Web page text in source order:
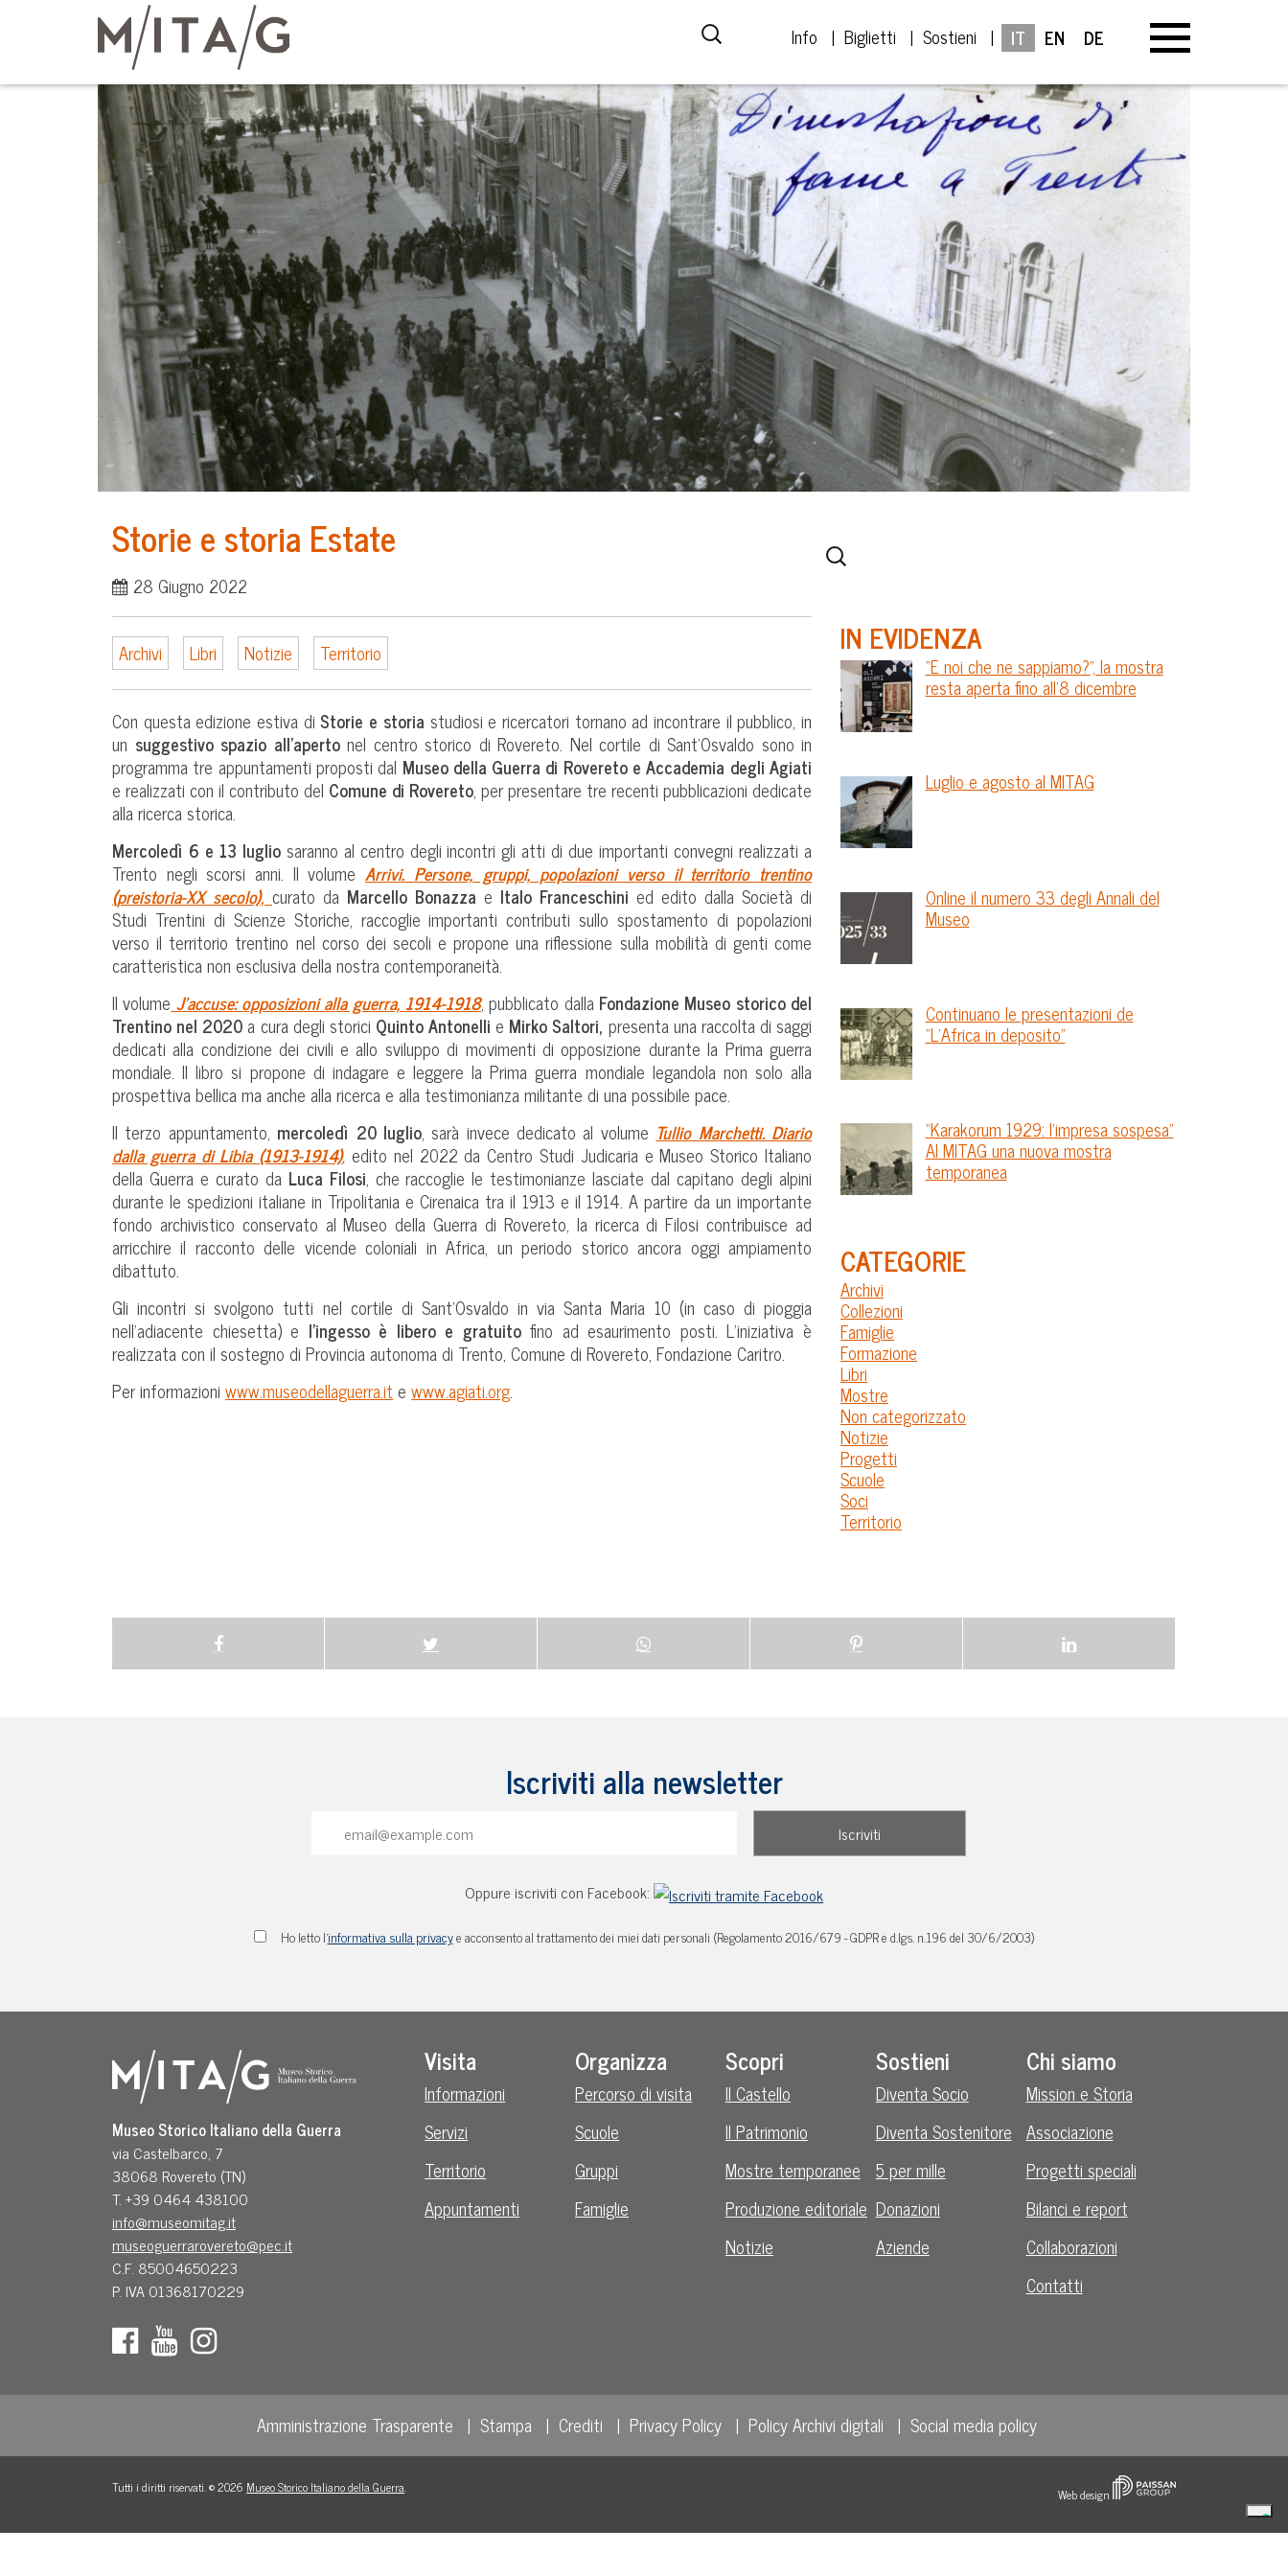
Info Biglietti Sostieni IT EN DE
Storie e storia Estate
28 Giugno 2022
Archivi Libri Notizie Territorio
Con questa edizione estiva diStorie e storia studiosi e ricercatori tornano ad incontrare il pubblico, in
un suggestivo spazio all’apertonel centro storico di Rovereto. Nel cortile di Sant’Osvaldo sono in
programma tre appuntamenti proposti dal Museo della Guerra di Rovereto e Accademia degli Agiati
e realizzati con il contributo del Comune di Rovereto, per presentare tre recenti pubblicazioni dedicate
alla ricerca storica.
Mercoledì 6 e 13 lugliosaranno al centro degli incontri gli atti di due importanti convegni realizzati a
Trento negli scorsi anni. Il volumeArrivi. Persone, gruppi, popolazioni verso il territorio trentino
(preistoria-XX secolo), curato da Marcello Bonazza e Italo Franceschini ed edito dalla Società di
Studi Trentini di Scienze Storiche, raccoglie importanti contributi sullo spostamento di popolazioni
verso il territorio trentino nel corso dei secoli e propone una riflessione sulla mobilità di genti come
caratteristica non esclusiva della nostra contemporaneità.
Il volume J’accuse: opposizioni alla guerra, 1914-1918, pubblicato dallaFondazione Museo storico del
Trentino nel 2020a cura degli storici Quinto Antonellie Mirko Saltori, presenta una raccolta di saggi
dedicati alla condizione dei civili e allo sviluppo di movimenti di opposizione durante la Prima guerra
mondiale. Il libro si propone di indagare e leggere la Prima guerra mondiale legandola non solo alla
prospettiva bellica ma anche alla ricerca e alla testimonianza militante di una possibile pace.
Il terzo appuntamento, mercoledì 20 luglio, sarà invece dedicato al volume Tullio Marchetti. Diario
dalla guerra di Libia (1913-1914), edito nel 2022 da Centro Studi Judicaria e Museo Storico Italiano
della Guerra e curato da Luca Filosi, che raccoglie le testimonianze lasciate dal capitano degli alpini
durante le spedizioni italiane in Tripolitania e Cirenaica tra il 1913 e il 1914. A partire da un importante
fondo archivistico conservato al Museo della Guerra di Rovereto, la ricerca di Filosi contribuisce ad
arricchire il racconto delle vicende coloniali in Africa, un periodo storico ancora oggi ampiamento
dibattuto.
Gli incontri si svolgono tutti nel cortile di Sant’Osvaldo in via Santa Maria 10 (in caso di pioggia
nell’adiacente chiesetta) e l’ingesso è libero e gratuitofino ad esaurimento posti. L’iniziativa è
realizzata con il sostegno di Provincia autonoma di Trento, Comune di Rovereto, Fondazione Caritro.
Per informazioni www.museodellaguerra.it e www.agiati.org.
IN EVIDENZA
“E noi che ne sappiamo?”, la mostra
resta aperta fino all’8 dicembre
Luglio e agosto al MITAG
Online il numero 33 degli Annali del
Museo
Continuano le presentazioni de
“L’Africa in deposito”
“Karakorum 1929: l’impresa sospesa”
Al MITAG una nuova mostra
temporanea
CATEGORIE
Archivi
Collezioni
Famiglie
Formazione
Libri
Mostre
Non categorizzato
Notizie
Progetti
Scuole
Soci
Territorio
Iscriviti alla newsletter
Oppure iscriviti con Facebook:
Ho letto l'informativa sulla privacye acconsento al trattamento dei miei dati personali (Regolamento 2016/679 - GDPR e d.lgs. n.196 del 30/6/2003)
Museo Storico Italiano della Guerra
via Castelbarco, 7
38068 Rovereto (TN)
T. +39 0464 438100
info@museomitag.it
museoguerrarovereto@pec.it
C.F. 85004650223
P. IVA 01368170229
Visita
Informazioni
Servizi
Territorio
Appuntamenti
Organizza
Percorso di visita
Scuole
Gruppi
Famiglie
Scopri
Il Castello
Il Patrimonio
Mostre temporanee
Produzione editoriale
Notizie
Sostieni
Diventa Socio
Diventa Sostenitore
5 per mille
Donazioni
Aziende
Chi siamo
Mission e Storia
Associazione
Progetti speciali
Bilanci e report
Collaborazioni
Contatti
Amministrazione Trasparente Stampa Crediti Privacy Policy Policy Archivi digitali Social media policy
Tutti i diritti riservati. © 2026 Museo Storico Italiano della Guerra. Web design